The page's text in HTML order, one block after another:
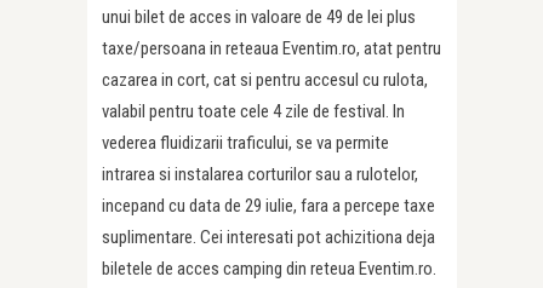
unui bilet de acces in valoare de 49 de lei plus
taxe/persoana in reteaua Eventim.ro, atat pentru
cazarea in cort, cat si pentru accesul cu rulota,
valabil pentru toate cele 4 zile de festival. In
vederea fluidizarii traficului, se va permite
intrarea si instalarea corturilor sau a rulotelor,
incepand cu data de 29 iulie, fara a percepe taxe
suplimentare. Cei interesati pot achizitiona deja
biletele de acces camping din reteua Eventim.ro.